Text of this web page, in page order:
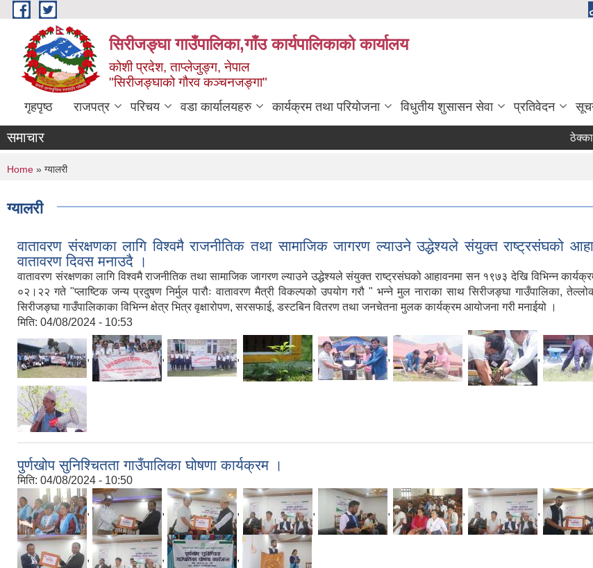
Skip to main content
सिरीजङ्घा गाउँपालिका,गाँउ कार्यपालिकाको कार्यालय
कोशी प्रदेश, ताप्लेजुङ्ग, नेपाल
"सिरीजङ्घाको गौरव कञ्चनजङ्गा"
गृहपृष्ठ राजपत्र परिचय वडा कार्यालयहरु कार्यक्रम तथा परियोजना विधुतीय शुसासन सेवा प्रतिवेदन
समाचार ठेक्का
You are here
Home » ग्यालरी
ग्यालरी
वातावरण संरक्षणका लागि विश्वमै राजनीतिक तथा सामाजिक जागरण ल्याउने उद्धेश्यले संयुक्त राष्ट्रसंघको
वातावरण दिवस मनाउदै ।
वातावरण संरक्षणका लागि विश्वमै राजनीतिक तथा सामाजिक जागरण ल्याउने उद्धेश्यले संयुक्त राष्ट्रसंघको आहावनमा सन १९७३ देखि विभिन्न
०२।२२ गते "प्लाष्टिक जन्य प्रदुषण निर्मुल पारौः वातावरण मैत्री विकल्पको उपयोग गरौ " भन्ने मुल नाराका साथ सिरीजङ्घा गाउँपालिका,
सिरीजङ्घा गाउँपालिकाका विभिन्न क्षेत्र भित्र वृक्षारोपण, सरसफाई, डस्टबिन वितरण तथा जनचेतना मुलक कार्यक्रम आयोजना गरी मनाईयो ।
मिति: 04/08/2024 - 10:53
, , , , , , ,
पुर्णखोप सुनिश्चितता गाउँपालिका घोषणा कार्यक्रम ।
मिति: 04/08/2024 - 10:50
, , , , , , ,
, , ,